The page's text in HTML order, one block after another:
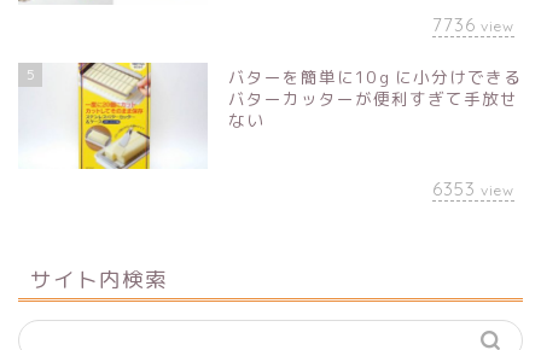
7736 view
5
バターを簡単に10ｇに小分けできる
バターカッターが便利すぎて手放せ
ない
6353 view
サイト内検索